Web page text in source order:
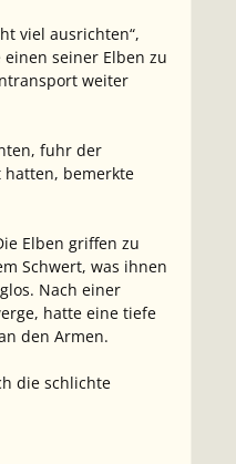
viel ausrichten“,
seiner Elben zu
weiter
fuhr der
hatten, bemerkte
Elben griffen zu
Schwert, was ihnen
Nach einer
hatte eine tiefe
den Armen.
die schlichte